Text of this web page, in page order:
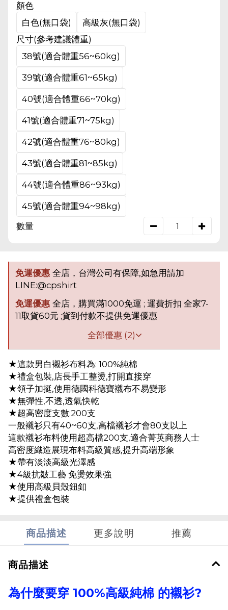
顏色
白色(無口袋)
高級灰(無口袋)
尺寸(參考建議體重)
38號(適合體重56~60kg)
39號(適合體重61~65kg)
40號(適合體重66~70kg)
41號(適合體重71~75kg)
42號(適合體重76~80kg)
43號(適合體重81~85kg)
44號(適合體重86~93kg)
45號(適合體重94~98kg)
數量
免運優惠 全店，台灣公司有保障,如急用請加
LINE:@cpshirt
免運優惠 全店，購買滿1000免運 ; 運費折扣 全家7-
11取貨60元 ;貨到付款不提供免運優惠
全部優惠 (2)
★這款男白襯衫布料為: 100%純棉
★禮盒包裝,店長手工整燙,打開直接穿
★領子加挺,使用德國科德寶襯布不易變形
★無彈性,不透,透氣快乾
★超高密度支數:200支
一般襯衫只有40~60支,高檔襯衫才會80支以上
這款襯衫布料使用超高檔200支,適合菁英商務人士
高密度織造展現布料高級質感,提升高端形象
★帶有淡淡高級光澤感
★4級抗皺工藝 免燙效果強
★使用高級貝殼鈕釦
★提供禮盒包裝
商品描述 更多說明 推薦
商品描述
為什麼要穿 100%高級純棉 的襯衫?